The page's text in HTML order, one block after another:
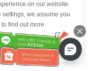
on our website.
we assume you
find out more.
information